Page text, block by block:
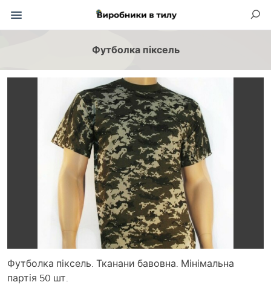
Футболка піксель
Футболка піксель. Тканани бавовна. Мінімальна
партія 50 шт.